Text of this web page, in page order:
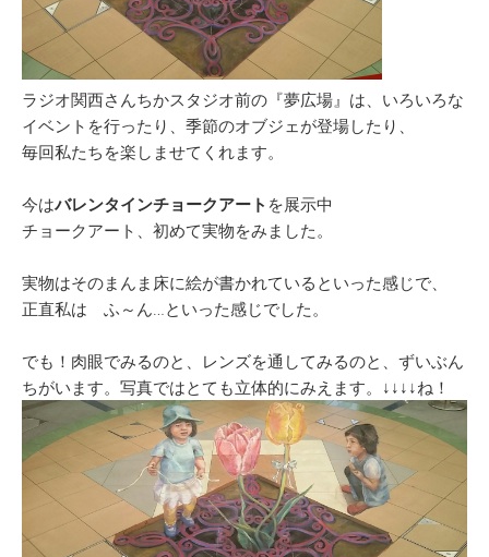
ラジオ関西さんちかスタジオ前の『夢広場』は、いろいろな
イベントを行ったり、季節のオブジェが登場したり、
毎回私たちを楽しませてくれます。
今はバレンタインチョークアート を展示中
チョークアート、初めて実物をみました。
実物はそのまんま床に絵が書かれているといった感じで、
正直私は ふ～ん…といった感じでした。
でも！肉眼でみるのと、レンズを通してみるのと、ずいぶん
ちがいます。写真ではとても立体的にみえます。↓↓↓↓ね！